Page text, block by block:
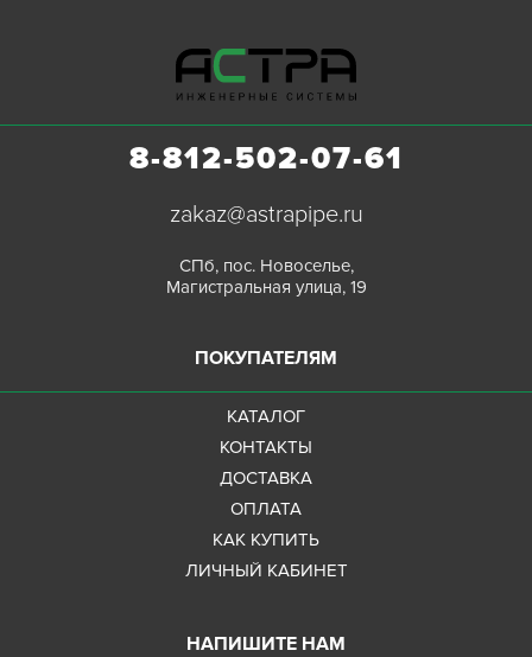
8-812-502-07-61
zakaz@astrapipe.ru
СПб, пос. Новоселье,
Магистральная улица, 19
ПОКУПАТЕЛЯМ
КАТАЛОГ
КОНТАКТЫ
ДОСТАВКА
ОПЛАТА
КАК КУПИТЬ
ЛИЧНЫЙ КАБИНЕТ
НАПИШИТЕ НАМ